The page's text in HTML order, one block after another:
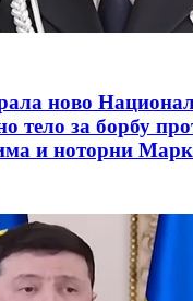
ново
тело за борбу
и ноторни